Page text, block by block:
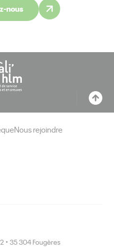
nous
Nous rejoindre
• 35 304 Fougères